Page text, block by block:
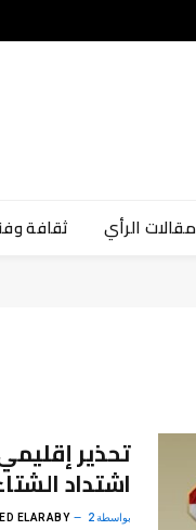
مقالات الرأي ثقافة
تحذير
اشتداد
بواسطة ELARABY 2 يناير، 2026